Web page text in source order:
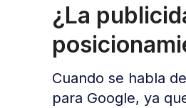
¿La
Cuando se habla
para Google, ya